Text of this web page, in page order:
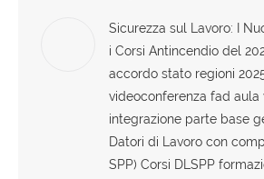
Sicurezza sul Lavoro: I
i Corsi Antincendio del
accordo stato regioni
videoconferenza fad aula
integrazione parte base
Datori di Lavoro con
SPP) Corsi DLSPP